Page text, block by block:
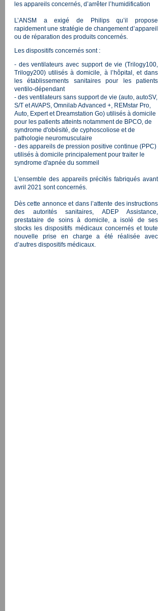
les appareils concernés, d’arrêter l’humidification
L’ANSM a exigé de Philips qu’il propose
rapidement une stratégie de changement d’appareil
ou de réparation des produits concernés.
Les dispositifs concernés sont :
- des ventilateurs avec support de vie (Trilogy100,
Trilogy200) utilisés à domicile, à l’hôpital, et dans
les établissements sanitaires pour les patients
ventilo-dépendant
- des ventilateurs sans support de vie (auto, autoSV,
S/T et AVAPS, Omnilab Advanced +, REMstar Pro,
Auto, Expert et Dreamstation Go) utilisés à domicile
pour les patients atteints notamment de BPCO, de
syndrome d'obésité, de cyphoscoliose et de
pathologie neuromusculaire
- des appareils de pression positive continue (PPC)
utilisés à domicile principalement pour traiter le
syndrome d'apnée du sommeil
L’ensemble des appareils précités fabriqués avant
avril 2021 sont concernés.
Dès cette annonce et dans l’attente des instructions
des autorités sanitaires, ADEP Assistance,
prestataire de soins à domicile, a isolé de ses
stocks les dispositifs médicaux concernés et toute
nouvelle prise en charge a été réalisée avec
d’autres dispositifs médicaux.